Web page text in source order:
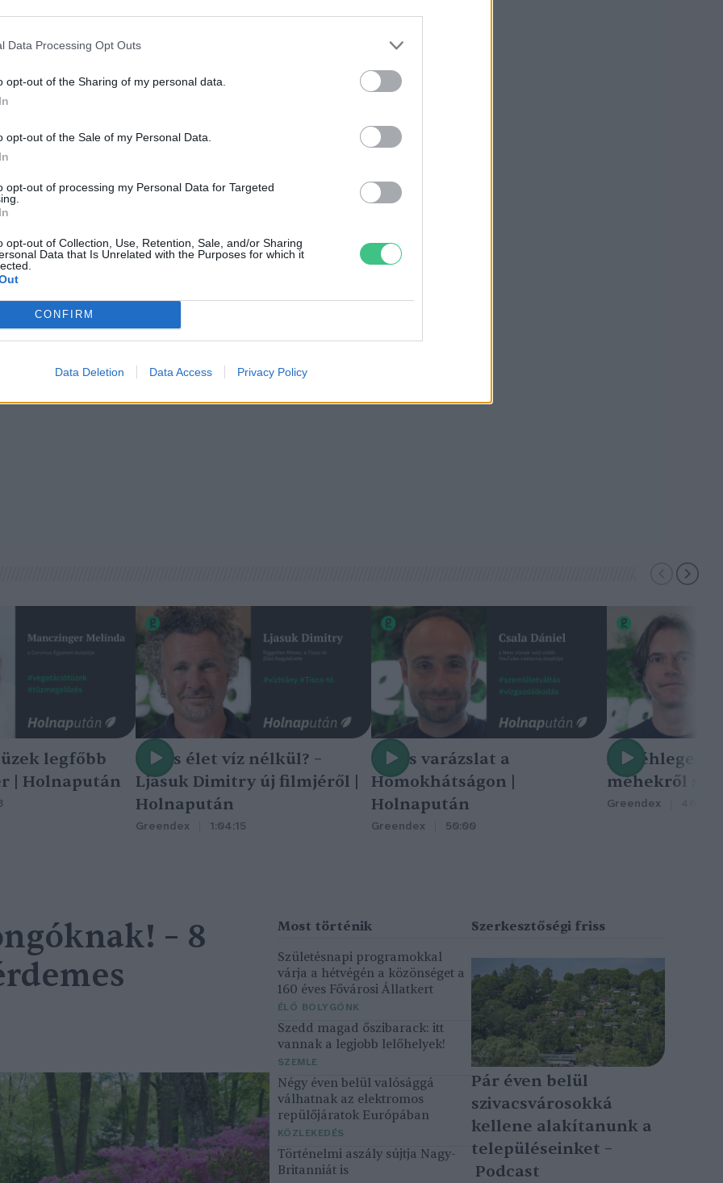
Data Processing Opt Outs
opt-out of the Sharing of my personal data.
opt-out of the Sale of my Personal Data.
opt-out of processing my Personal Data for Targeted
opt-out of Collection, Use, Retention, Sale, and/or Sharing
Data that Is Unrelated with the Purposes for which it
CONFIRM
Data Deletion Data Access Privacy Policy
Portál/Youtube
legfőbb
| Holnapután
Nincs élet víz nélkül? –
Ljasuk Dimitry új filmjéről |
Holnapután
Greendex 1:04:15
Nincs varázslat a
Homokhátságon |
Holnapután
Greendex 50:00
A méhlegelő
méhekről
Greendex
– 8
Születésnapi programokkal
várja a hétvégén a közönséget a
160 éves Fővárosi Állatkert
ÉLŐ BOLYGÓNK
Szedd magad őszibarack: itt
vannak a legjobb lelőhelyek!
SZEMLE
Négy éven belül valósággá
válhatnak az elektromos
repülőjáratok Európában
KÖZLEKEDÉS
Történelmi aszály sújtja Nagy-
Britanniát is
Pár éven belül
szivacsvárosokká
kellene alakítanunk a
településeinket –
Podcast